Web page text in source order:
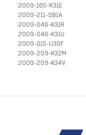
2009-165-R31E
2009-211-SB1A
2009-046-K31R
2009-046-K31U
2009-015-U30F
2009-209-K32M
2009-209-K34V